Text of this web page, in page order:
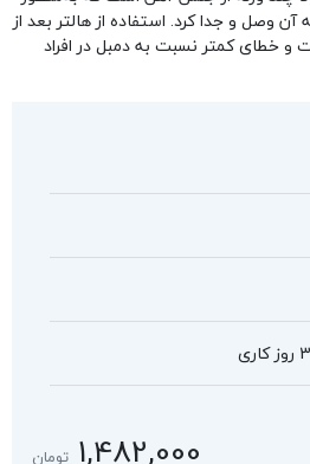
وصل و جدا کرد. استفاده از هالتر بعد از
و خطای کمتر نسبت به دمبل در افراد
1,482,000 تومان